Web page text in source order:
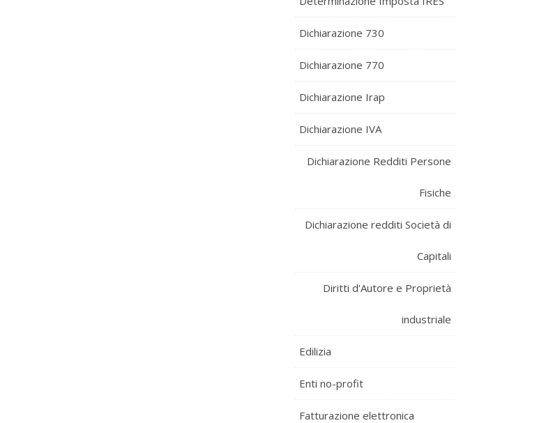
Dichiarazione 730
Dichiarazione 770
Dichiarazione Irap
Dichiarazione IVA
Dichiarazione Redditi Persone
Fisiche
Dichiarazione redditi Società di
Capitali
Diritti d'Autore e Proprietà
industriale
Edilizia
Enti no-profit
Fatturazione elettronica